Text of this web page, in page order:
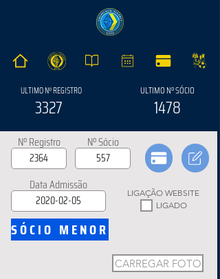
ULTIMO Nº REGISTRO
3327
ULTIMO Nº SÓCIO
1478
Nº Registro Nº Sócio
Data Admissão
LIGAÇÃO WEBSITE
LIGADO
SÓCIO MENOR
CARREGAR FOTO